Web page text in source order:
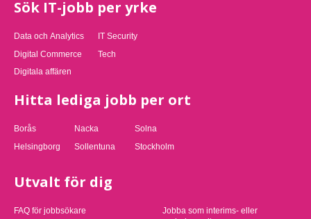
Sök IT-jobb per yrke
Data och Analytics
Digital Commerce
Digitala affären
IT Security
Tech
Hitta lediga jobb per ort
Borås
Helsingborg
Nacka
Sollentuna
Solna
Stockholm
Utvalt för dig
FAQ för jobbsökare
Jobba som interims- eller